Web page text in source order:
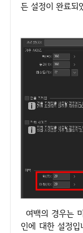
든 설정이 완료되
여백의 경우는 미리보기 화면 내의 희미한 가이드 라
인에 대한 설정